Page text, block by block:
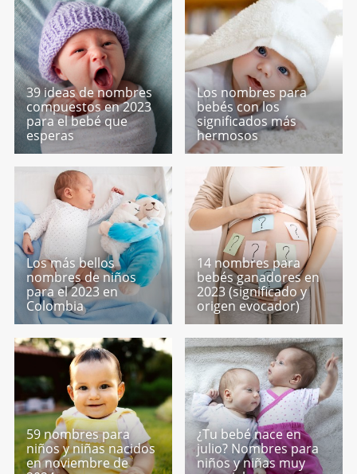
39 ideas de nombres
compuestos en 2023
para el bebé que
esperas
Los nombres para
bebés con los
significados más
hermosos
Los más bellos
nombres de niños
para el 2023 en
Colombia
14 nombres para
bebés ganadores en
2023 (significado y
origen evocador)
59 nombres para
niños y niñas nacidos
en noviembre de
¿Tu bebé nace en
julio? Nombres para
niños y niñas muy